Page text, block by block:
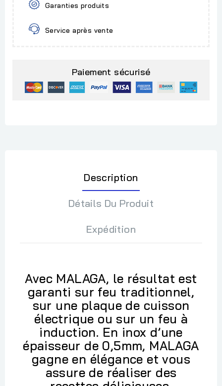
Garanties produits
Service après vente
Paiement sécurisé
Description
Détails Du Produit
Expédition
Avec MALAGA, le résultat est
garanti sur feu traditionnel,
sur une plaque de cuisson
électrique ou sur un feu à
induction. En inox d’une
épaisseur de 0,5mm, MALAGA
gagne en élégance et vous
assure de réaliser des